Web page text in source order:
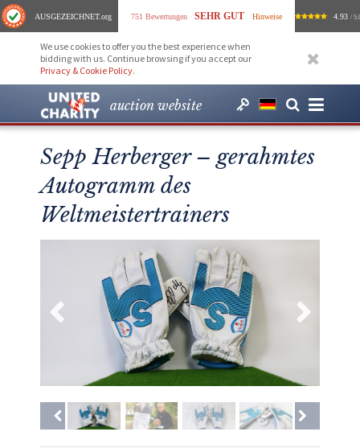
AUSGEZEICHNET.org 751 Bewertungen SEHR GUT Hinweise 4.93 /
We use cookies to offer you the best experience when
bidding with us. Continue browsing if you accept our
Privacy & Cookie Policy.
auction website
Sepp Herberger – gerahmtes
Autogramm des
Weltmeistertrainers